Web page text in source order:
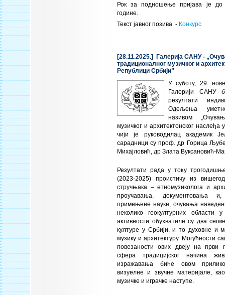
Рок за подношење пријава је
године.
Текст јавног позива - Конкурс
[28.11.2025.] Галерија САНУ -
традиционалног музичког и
Републици Србији”
У суботу, 29.
Галерији САНУ
резултати
Одељења
називом
музичког и архитектонског наслеђа
чији је руководилац академик
сарадници су проф. др Горица
Михајловић, др Злата Вуксановић-
Резултати рада у току
(2023-2025) проистичу из
стручњака – етномузиколога и
проучавања, документовања
примењене науке, очувања
неколико геокултурних области
активности обухватиле су два
културе у Србији, и то духовне и
музику и архитектуру. Могућности
повезаности ових двеју на први
сфера традицијског начина
изражавања биће овом
визуелне и звучне материјале,
музичке и играчке наступе.